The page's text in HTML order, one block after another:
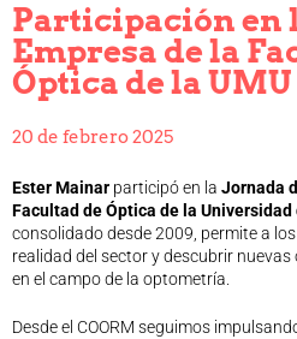
Preguntas frecuentes
Consejos de tu óptico-optometrista
Profesionales
Precolegiación
Tablón de anuncios
Biblioteca
Legislación
Canal ético
Participación en
Empresa de la
Óptica de la UMU
20 de febrero 2025
Ester Mainar participó en la Jornada
Facultad de Óptica de la Universidad
consolidado desde 2009, permite a
realidad del sector y descubrir
en el campo de la optometría.
Desde el COORM seguimos